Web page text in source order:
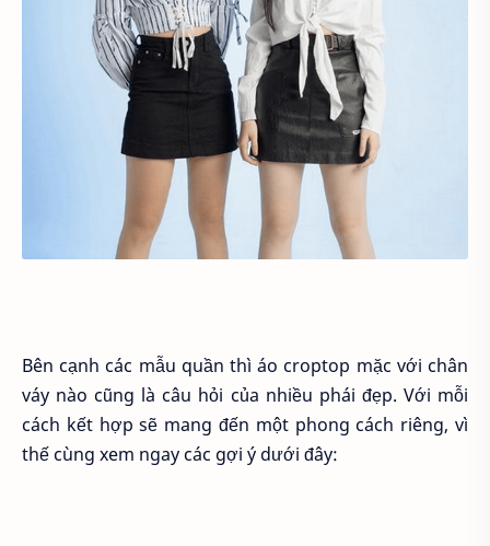
Bên cạnh các mẫu quần thì áo croptop mặc với chân
váy nào cũng là câu hỏi của nhiều phái đẹp. Với mỗi
cách kết hợp sẽ mang đến một phong cách riêng, vì
thế cùng xem ngay các gợi ý dưới đây: